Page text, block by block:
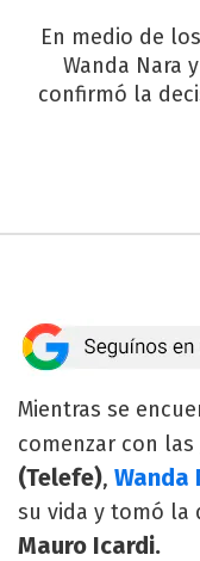
En medio de
Wanda Nara
confirmó la
Mientras se
comenzar con
(Telefe), Wanda
su vida y tomó la
Mauro Icardi.